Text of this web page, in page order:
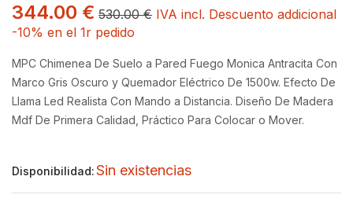
344.00 € 530.00€ IVA incl. Descuento addicional
-10% en el 1r pedido
MPC Chimenea De Suelo a Pared Fuego Monica Antracita Con
Marco Gris Oscuro y Quemador Eléctrico De 1500w. Efecto De
Llama Led Realista Con Mando a Distancia. Diseño De Madera
Mdf De Primera Calidad, Práctico Para Colocar o Mover.
Disponibilidad:Sin existencias